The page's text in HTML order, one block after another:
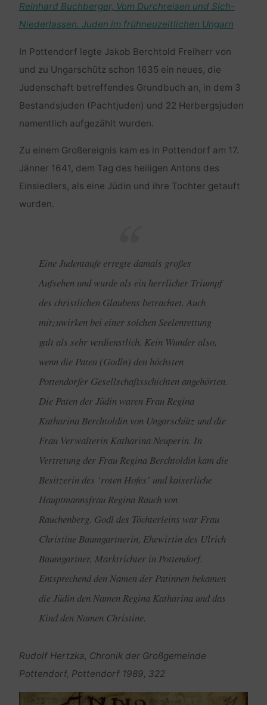
Reinhard Buchberger, Vom Durchreisen und Sich-
Niederlassen. Juden im frühneuzeitlichen Ungarn
In Pottendorf legte Jakob Berchtold Freiherr von
und zu Ungarschütz schon 1635 ein neues, die
Judenschaft betreffendes Grundbuch an, in dem 3
Bestandsjuden (Pachtjuden) und 22 Herbergsjuden
namentlich aufgezählt wurden.
Zu einem Großereignis kam es in Pottendorf am 17.
Jänner 1641, dem Tag des heiligen Antons des
Einsiedlers, als eine Jüdin und ihre Tochter getauft
wurden.
Eine Judentaufe erregte damals großes
Aufsehen und wurde als ein herrlicher Triumpf
des christlichen Glaubens betrachtet. Auch
mitzuwirken bei einer solchen Seelenrettung
galt als sehr verdienstlich. Kein Wunder also,
wenn die Paten (Godln) den höchsten
Pottendorfer Gesellschaftsschichten angehörten.
Die Paten der Jüdin waren Frau Regina
Katharina Berchtoldin von Ungarschütz und die
Frau Verwalterin Katharina Neuperin. In
Vertretung der Frau Regina Berchtoldin kam die
Besitzerin des ‘roten Hofes’ und kaiserliche
Hauptmannsfrau Regina Rauch von
Rauchenberg. Godl des Töchterleins war Frau
Christine Baumgartnerin, Ehewirtin des Ulrich
Baumgartner, Marktrichter in Pottendorf.
Entsprechend den Namen der Patinnen bekamen
die Jüdin den Namen Regina Katharina und das
Kind den Namen Christine.
Rudolf Hertzka, Chronik der Großgemeinde
Pottendorf, Pottendorf 1989, 322